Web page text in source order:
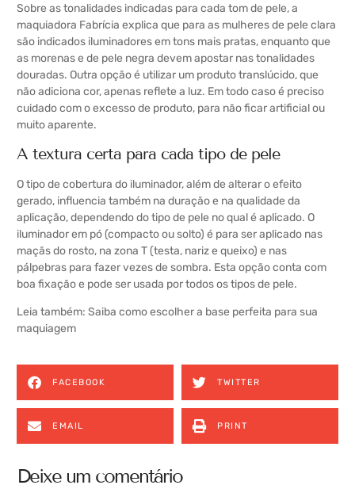
Sobre as tonalidades indicadas para cada tom de pele, a
maquiadora Fabrícia explica que para as mulheres de pele clara
são indicados iluminadores em tons mais pratas, enquanto que
as morenas e de pele negra devem apostar nas tonalidades
douradas. Outra opção é utilizar um produto translúcido, que
não adiciona cor, apenas reflete a luz. Em todo caso é preciso
cuidado com o excesso de produto, para não ficar artificial ou
muito aparente.
A textura certa para cada tipo de pele
O tipo de cobertura do iluminador, além de alterar o efeito
gerado, influencia também na duração e na qualidade da
aplicação, dependendo do tipo de pele no qual é aplicado. O
iluminador em pó (compacto ou solto) é para ser aplicado nas
maçãs do rosto, na zona T (testa, nariz e queixo) e nas
pálpebras para fazer vezes de sombra. Esta opção conta com
boa fixação e pode ser usada por todos os tipos de pele.
Leia também: Saiba como escolher a base perfeita para sua
maquiagem
FACEBOOK TWITTER
EMAIL PRINT
Deixe um comentário